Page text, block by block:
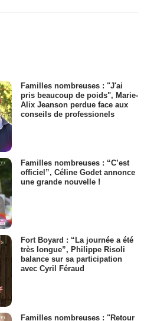
Familles nombreuses : "J'ai
pris beaucoup de poids", Marie-
Alix Jeanson perdue face aux
conseils de professionels
Familles nombreuses : “C’est
officiel”, Céline Godet annonce
une grande nouvelle !
Fort Boyard : “La journée a été
très longue”, Philippe Risoli
balance sur sa participation
avec Cyril Féraud
Familles nombreuses : "Retour